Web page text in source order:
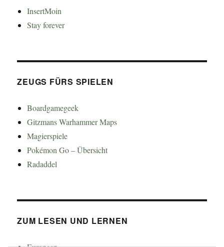
InsertMoin
Stay forever
ZEUGS FÜRS SPIELEN
Boardgamegeek
Gitzmans Warhammer Maps
Magierspiele
Pokémon Go – Übersicht
Radaddel
ZUM LESEN UND LERNEN